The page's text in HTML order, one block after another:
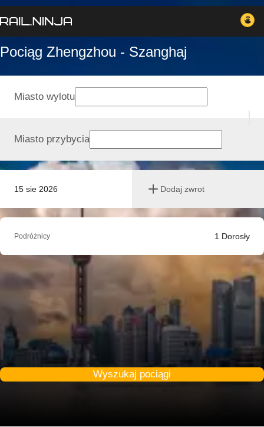
Pociąg Zhengzhou - Szanghaj
15 sie 2026 Dodaj zwrot
Miasto wylotu
Miasto przybycia
Podróżnicy 1 Dorosły
Wyszukaj pociągi